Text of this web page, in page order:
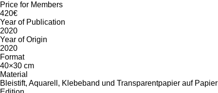
Price for Members
420€
Year of Publication
2020
Year of Origin
2020
Format
40×30 cm
Material
Bleistift, Aquarell, Klebeband und Transparentpapier auf Papier